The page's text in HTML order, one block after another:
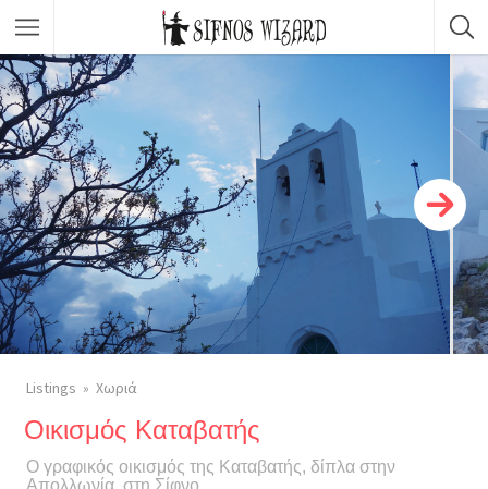
Κορυφαίες Επιλογές
Καταστήματα
Φαγητό
Νυχτερινή ζωή
Σώμα & Ομορφιά
Μετακινήσεις
Listings Χωριά
Οικισμός Καταβατής
Ο γραφικός οικισμός της Καταβατής, δίπλα στην
Απολλωνία, στη Σίφνο